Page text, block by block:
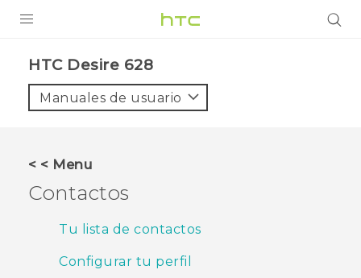
VIVE
HTC Desire 628‎
Manuales de usuario
< < Menu
Contactos
Tu lista de contactos
Configurar tu perfil